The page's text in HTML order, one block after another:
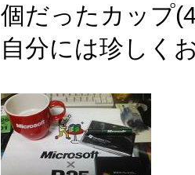
個だったカップ
自分には珍しく